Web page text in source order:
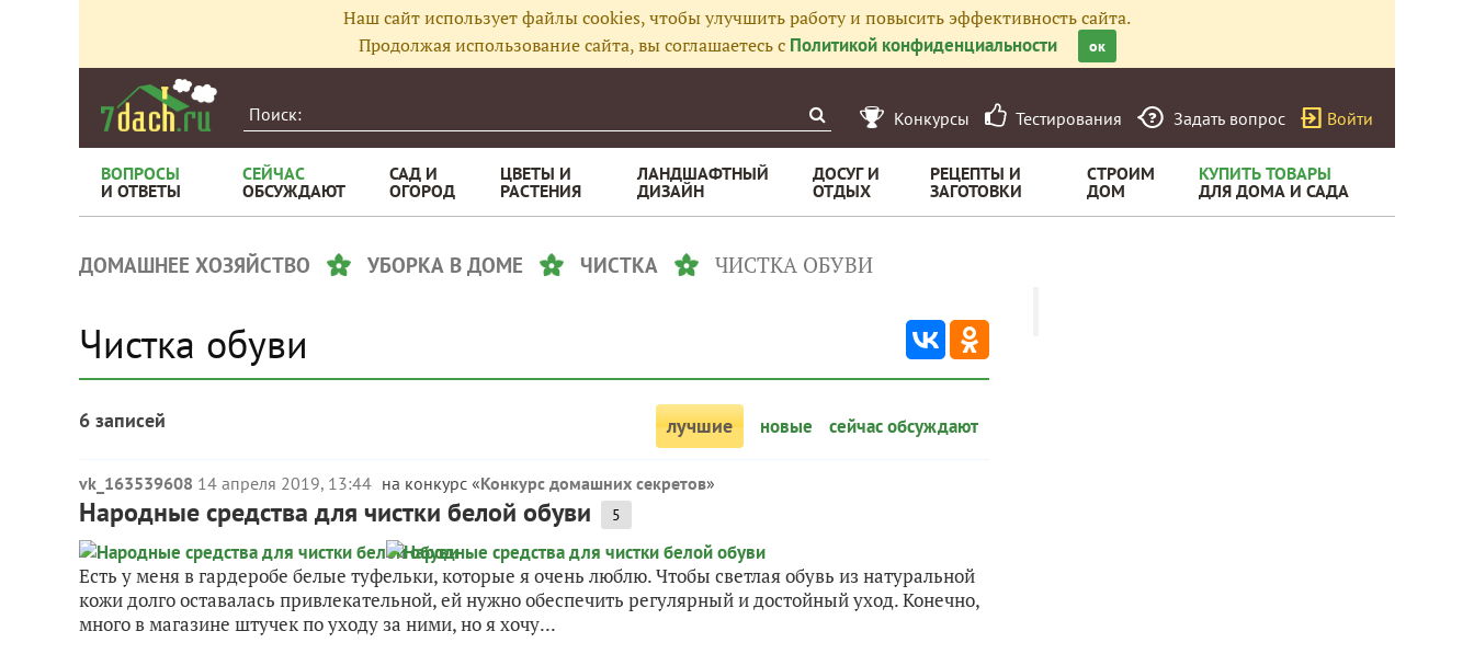
Наш сайт использует файлы cookies, чтобы улучшить работу и повысить эффективность сайта.
Продолжая использование сайта, вы соглашаетесь с Политикой конфиденциальности ок
Конкурсы Тестирования Задать вопрос Войти
ВОПРОСЫ
И ОТВЕТЫ
СЕЙЧАС
ОБСУЖДАЮТ
САД И
ОГОРОД
ЦВЕТЫ И
РАСТЕНИЯ
ЛАНДШАФТНЫЙ
ДИЗАЙН
ДОСУГ И
ОТДЫХ
РЕЦЕПТЫ И
ЗАГОТОВКИ
СТРОИМ
ДОМ
КУПИТЬ ТОВАРЫ
ДЛЯ ДОМА И САДА
ДОМАШНЕЕ ХОЗЯЙСТВО УБОРКА В ДОМЕ ЧИСТКА ЧИСТКА ОБУВИ
Чистка обуви
6 записей лучшие новые сейчас обсуждают
vk_163539608 14 апреля 2019, 13:44 на конкурс «Конкурс домашних секретов»
Народные средства для чистки белой обуви 5
Есть у меня в гардеробе белые туфельки, которые я очень люблю. Чтобы светлая обувь из натуральной
кожи долго оставалась привлекательной, ей нужно обеспечить регулярный и достойный уход. Конечно,
много в магазине штучек по уходу за ними, но я хочу...